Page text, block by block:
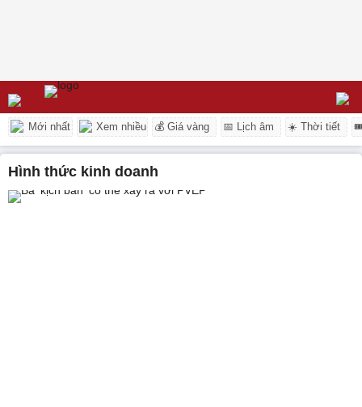
Mới nhất Xem nhiều 💰 Giá vàng 📅 Lịch âm ☀️ Thời tiết
hình thức kinh doanh